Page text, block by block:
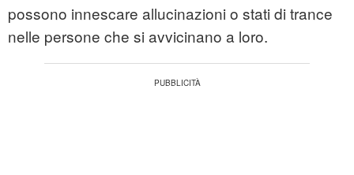
possono innescare allucinazioni o stati di trance
nelle persone che si avvicinano a loro.